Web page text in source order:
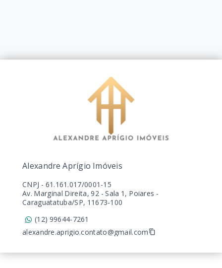
Alexandre Aprígio Imóveis
CNPJ - 61.161.017/0001-15
Av. Marginal Direita, 92 - Sala 1, Poiares -
Caraguatatuba/SP, 11673-100
(12) 99644-7261
alexandre.aprigio.contato@gmail.com